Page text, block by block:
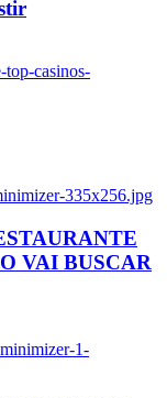
top-casinos-
335x256.jpg
VAI BUSCAR
1-